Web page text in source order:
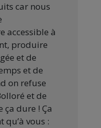
car nous
accessible à
produire
et de
et de
on refuse
et de
dure ! Ça
qu’à vous :